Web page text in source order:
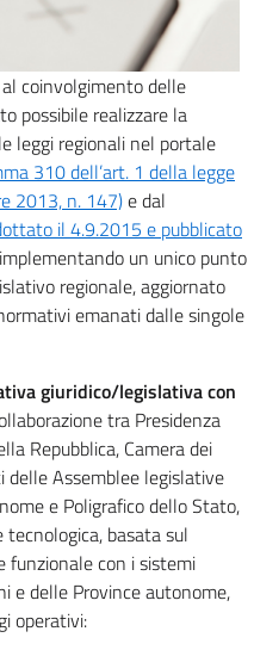
coinvolgimento delle
possibile realizzare la
leggi regionali nel portale
310 dell’art. 1 della legge
2013, n. 147)e dal
il 4.9.2015 e pubblicato
un unico punto
regionale, aggiornato
emanati dalle singole
giuridico/legislativa con
tra Presidenza
Repubblica, Camera dei
delle Assemblee legislative
e Poligrafico dello Stato,
basata sul
funzionale con i sistemi
e delle Province autonome,
operativi: